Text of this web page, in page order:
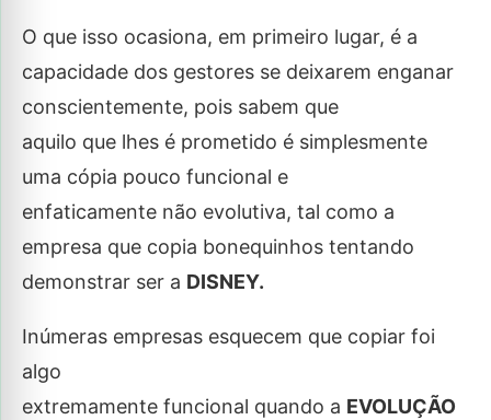
O que isso ocasiona, em primeiro lugar, é a
capacidade dos gestores se deixarem enganar
conscientemente, pois sabem que
aquilo que lhes é prometido é simplesmente
uma cópia pouco funcional e
enfaticamente não evolutiva, tal como a
empresa que copia bonequinhos tentando
demonstrar ser a DISNEY.
Inúmeras empresas esquecem que copiar foi
algo
extremamente funcional quando a EVOLUÇÃO